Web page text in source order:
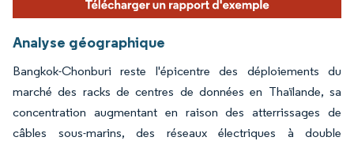
Analyse géographique
Bangkok-Chonburi reste l'épicentre des déploiements du
marché des racks de centres de données en Thaïlande, sa
concentration augmentant en raison des atterrissages de
câbles sous-marins, des réseaux électriques à double